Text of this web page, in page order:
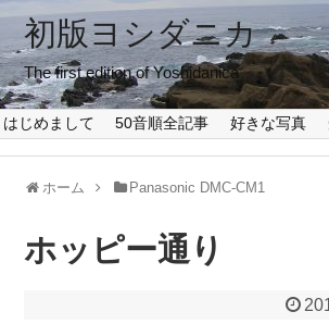
初版ヨシダニカ
The first edition of Yoshidanica
はじめまして 50音順全記事 好きな写真
ホーム Panasonic DMC-CM1
ホッピー通り